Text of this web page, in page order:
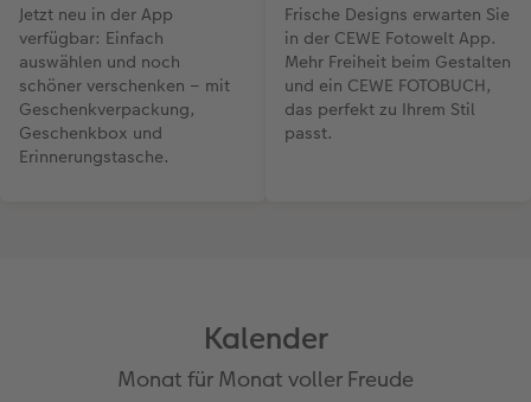
Jetzt neu in der App
verfügbar: Einfach
auswählen und noch
schöner verschenken – mit
Geschenkverpackung,
Geschenkbox und
Erinnerungstasche.
Frische Designs erwarten Sie
in der CEWE Fotowelt App.
Mehr Freiheit beim Gestalten
und ein CEWE FOTOBUCH,
das perfekt zu Ihrem Stil
passt.
Kalender
Monat für Monat voller Freude